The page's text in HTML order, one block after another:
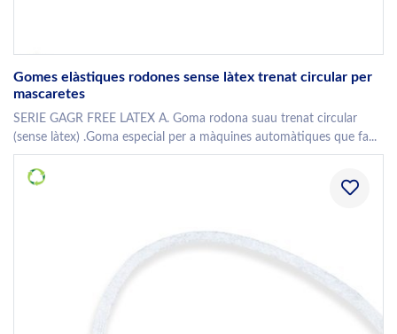
Gomes elàstiques rodones sense làtex trenat circular per
mascaretes
SERIE GAGR FREE LATEX A. Goma rodona suau trenat circular
(sense làtex) .Goma especial per a màquines automàtiques que fa...